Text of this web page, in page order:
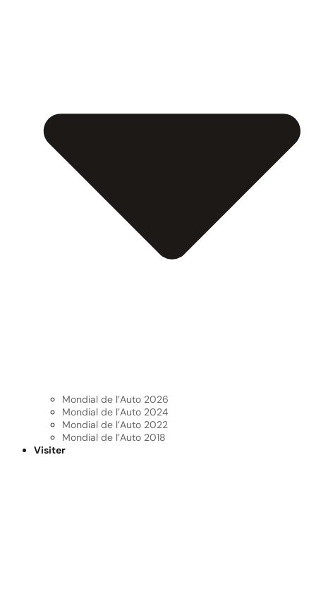
Mondial de l’Auto 2026
Mondial de l’Auto 2024
Mondial de l’Auto 2022
Mondial de l’Auto 2018
Visiter